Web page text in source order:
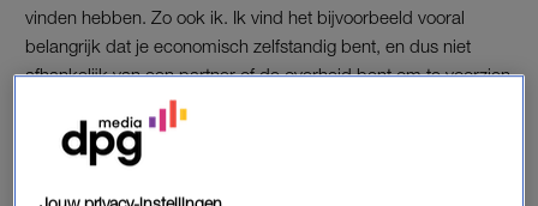
vinden hebben. Zo ook ik. Ik vind het bijvoorbeeld vooral
belangrijk dat je economisch zelfstandig bent, en dus niet
afhankelijk van een partner of de overheid bent om te voorzien
in je levensonderhoud.
In Nederland is iets meer dan 66 procent van de vrouwen